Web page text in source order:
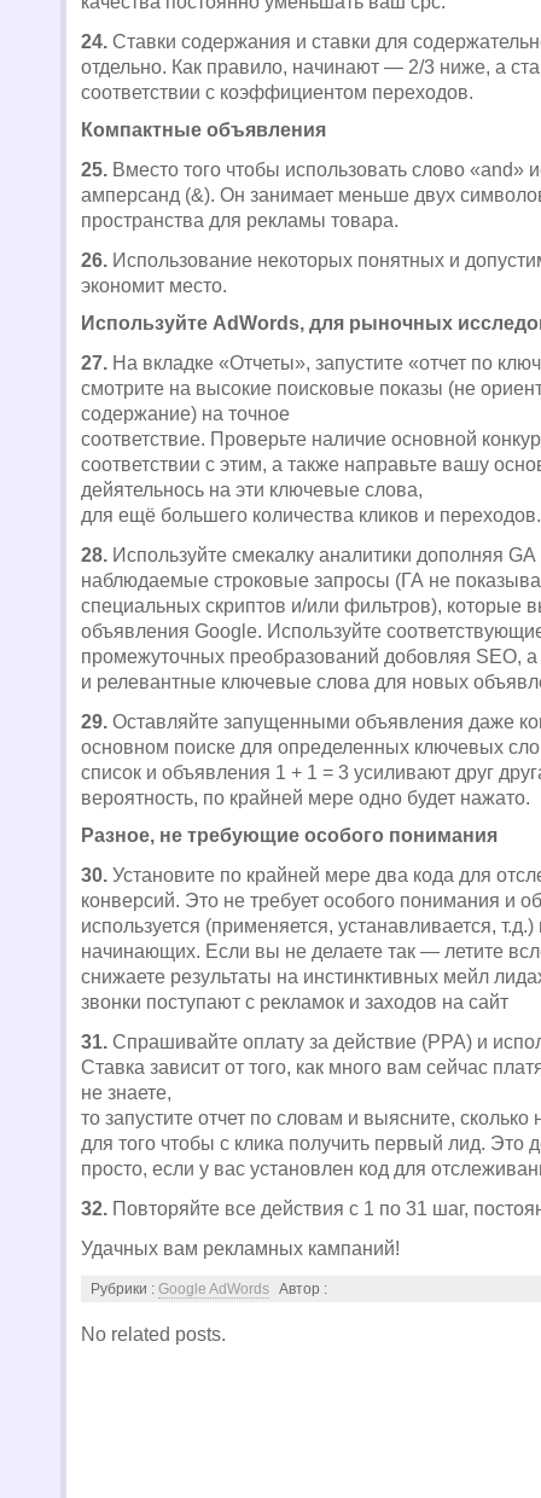
24. Ставки содержания и ставки для
отдельно. Как правило, начинают — 2/3 ниже, а
соответствии с коэффициентом переходов.
Компактные объявления
25. Вместо того чтобы использовать слово «and»
амперсанд (&). Он занимает меньше двух
пространства для рекламы товара.
26. Использование некоторых понятных и
экономит место.
Используйте AdWords, для рыночных
27. На вкладке «Отчеты», запустите «отчет по
смотрите на высокие поисковые показы (не
содержание) на точное
соответствие. Проверьте наличие основной
соответствии с этим, а также направьте вашу
дейятельнось на эти ключевые слова,
для ещё большего количества кликов и переходов.
28. Используйте смекалку аналитики дополняя GA
наблюдаемые строковые запросы (ГА не
специальных скриптов и/или фильтров), которые
объявления Google. Используйте
промежуточных преобразований добовляя SEO, а
и релевантные ключевые слова для новых
29. Оставляйте запущенными объявления даже
основном поиске для определенных ключевых
список и объявления 1 + 1 = 3 усиливают друг
вероятность, по крайней мере одно будет нажато.
Разное, не требующие особого понимания
30. Установите по крайней мере два кода для
конверсий. Это не требует особого понимания и
используется (применяется, устанавливается, т.д.)
начинающих. Если вы не делаете так — летите
снижаете результаты на инстинктивных мейл
звонки поступают с рекламок и заходов на сайт
31. Спрашивайте оплату за действие (PPA) и
Ставка зависит от того, как много вам сейчас
не знаете,
то запустите отчет по словам и выясните, сколько
для того чтобы с клика получить первый лид. Это
просто, если у вас установлен код для
32. Повторяйте все действия с 1 по 31 шаг,
Удачных вам рекламных кампаний!
Рубрики : Google AdWords Автор :
No related posts.